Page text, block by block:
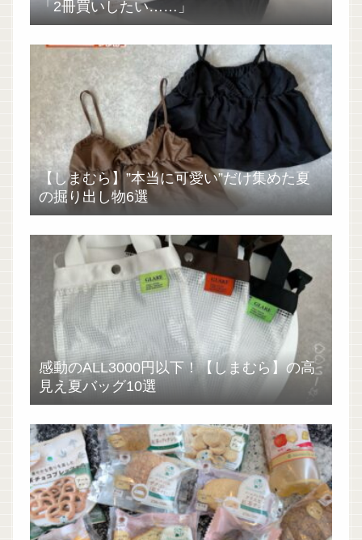
「2冊買いしたい……」
【しまむら】”本当に可愛い”だけ集めた夏
の掘り出し物6選
感動のALL3000円以下！【しまむら】の高
見え夏バッグ10選